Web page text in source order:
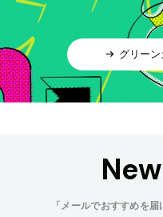
グリー
「メールでおすすめを